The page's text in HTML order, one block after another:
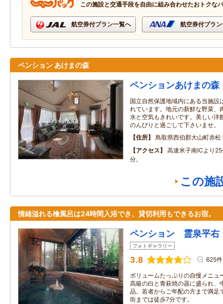
この施設と交通手段を自由に組み合わせたおトクな
航空券付プラン一覧へ 航空券付プラ
ペンション あけまの森
ペンションあけまの森
国立自然保護地域内にある当施設
れています。地元の新鮮な野菜、
水と空気もきれいです。美しい洋
のんびりと過ごして下さいませ。
住所
鳥取県西伯郡大山町赤
アクセス
高速米子南ICより
分。
この施
情緒溢れる檜風呂は24時間入浴でき、貸切利用もできるお宿。
ペンション 霊泉平右
フォトギャラリー
3.8 625件
ボリュームたっぷりの自慢メニュ
高級の白と青萩焼の器に盛られ、
品。若者からご年配の方まで満足
街までは徒歩7分です。